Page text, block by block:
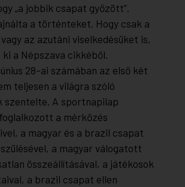
„a jobbik csapat győzött”.
a történteket. Hogy csak a
az azutáni viselkedésüket is,
ki a Népszava cikkéből.
28-ai számában az első két
teljesen a világra szóló
szentelte. A sportnapilap
a mérkőzés
a magyar és a brazil csapat
a magyar válogatott
összeállításával, a játékosok
a brazil csapat ellen